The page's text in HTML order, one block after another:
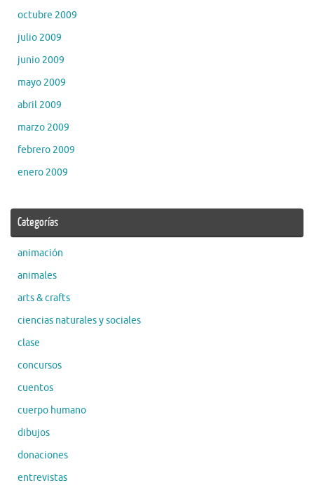
octubre 2009
julio 2009
junio 2009
mayo 2009
abril 2009
marzo 2009
febrero 2009
enero 2009
Categorías
animación
animales
arts & crafts
ciencias naturales y sociales
clase
concursos
cuentos
cuerpo humano
dibujos
donaciones
entrevistas